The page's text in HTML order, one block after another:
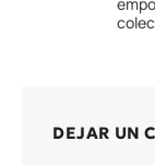
DEJAR UN